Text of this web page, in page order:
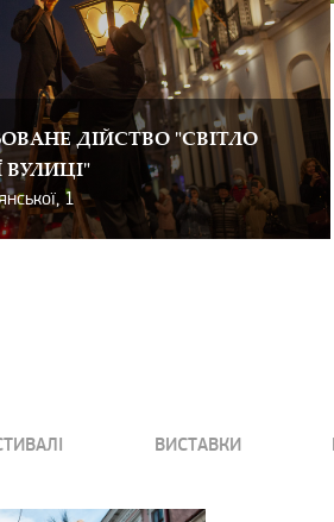
ДІЙСТВО "СВІТЛО
1
ВИСТАВКИ